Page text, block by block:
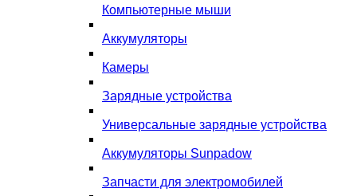
Компьютерные мыши
Аккумуляторы
Камеры
Зарядные устройства
Универсальные зарядные устройства
Аккумуляторы Sunpadow
Запчасти для электромобилей